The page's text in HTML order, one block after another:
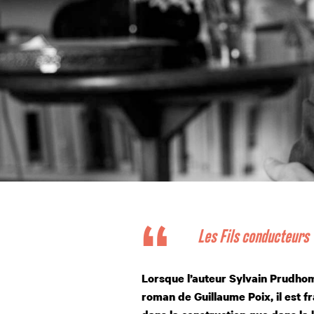
Les Fils conducteurs
Lorsque l’auteur Sylvain
roman de Guillaume Poix, il est